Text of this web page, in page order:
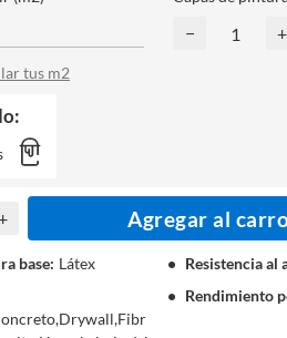
tus m2
− +
Agregar al
base: Látex Resistencia al
Rendimiento